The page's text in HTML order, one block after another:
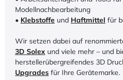
Modellnachbearbeitung
• Klebstoffe und Haftmittel für
Wir setzen dabei auf
3D Solex und viele mehr – und
herstellerübergreifendes 3D
Upgrades für Ihre Gerätemarke.